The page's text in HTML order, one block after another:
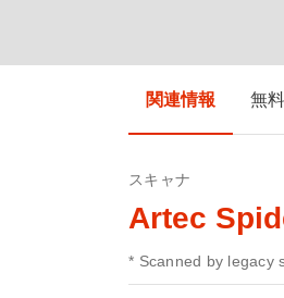
関連情報 無
スキャナ
Artec
* Scanned by legacy